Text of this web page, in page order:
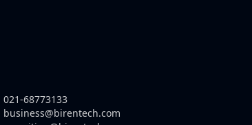
021-68773133
business@birentech.com